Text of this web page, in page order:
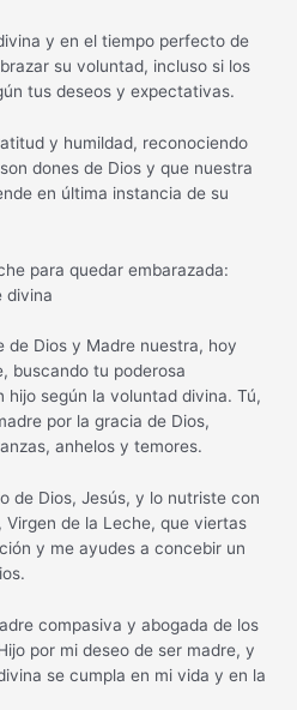
y en el tiempo perfecto de
su voluntad, incluso si los
tus deseos y expectativas.
y humildad, reconociendo
dones de Dios y que nuestra
en última instancia de su
para quedar embarazada:
divina
de Dios y Madre nuestra, hoy
buscando tu poderosa
según la voluntad divina. Tú,
por la gracia de Dios,
anhelos y temores.
de Dios, Jesús, y lo nutriste con
de la Leche, que viertas
y me ayudes a concebir un
compasiva y abogada de los
por mi deseo de ser madre, y
se cumpla en mi vida y en la